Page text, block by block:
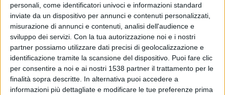
personali, come identificatori univoci e informazioni standard
inviate da un dispositivo per annunci e contenuti personalizzati,
misurazione di annunci e contenuti, analisi dell'audience e
sviluppo dei servizi. Con la tua autorizzazione noi e i nostri
partner possiamo utilizzare dati precisi di geolocalizzazione e
identificazione tramite la scansione del dispositivo. Puoi fare clic
per consentire a noi e ai nostri 1538 partner il trattamento per le
finalità sopra descritte. In alternativa puoi accedere a
informazioni più dettagliate e modificare le tue preferenze prima
ARGOMENTI: sesto san giovanni PRO SESTO